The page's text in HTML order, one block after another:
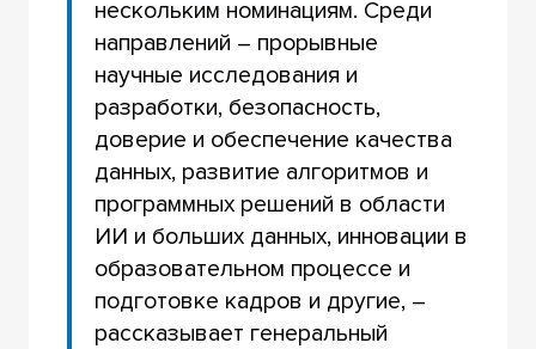
нескольким номинациям. Среди
направлений – прорывные
научные исследования и
разработки, безопасность,
доверие и обеспечение качества
данных, развитие алгоритмов и
программных решений в области
ИИ и больших данных, инновации в
образовательном процессе и
подготовке кадров и другие, –
рассказывает генеральный